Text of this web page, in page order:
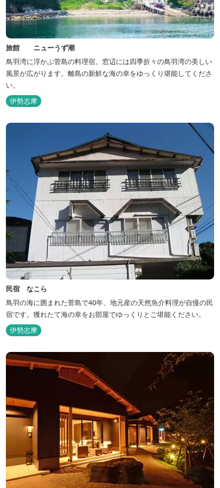
旅館 ニューうず潮
鳥羽湾に浮かぶ菅島の料理宿。窓辺には四季折々の鳥羽湾の美しい
風景が広がります。離島の新鮮な海の幸をゆっくり堪能してくださ
い。
伊勢志摩
民宿 なこら
鳥羽の海に囲まれた菅島で40年、地元産の天然魚介料理が自慢の民
宿です。獲れたて海の幸をお部屋でゆっくりとご堪能ください。
伊勢志摩